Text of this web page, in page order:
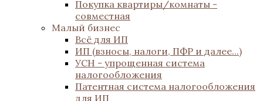
Покупка квартиры/комнаты -
совместная
Малый бизнес
Всё для ИП
ИП (взносы, налоги, ПФР и далее...)
УСН - упрощенная система
налогообложения
Патентная система налогообложения
для ИП